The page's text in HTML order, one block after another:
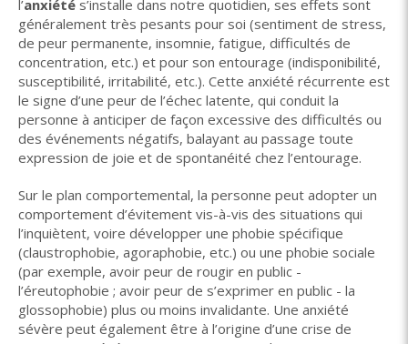
l’anxiété s’installe dans notre quotidien, ses effets sont
généralement très pesants pour soi (sentiment de stress,
de peur permanente, insomnie, fatigue, difficultés de
concentration, etc.) et pour son entourage (indisponibilité,
susceptibilité, irritabilité, etc.). Cette anxiété récurrente est
le signe d’une peur de l’échec latente, qui conduit la
personne à anticiper de façon excessive des difficultés ou
des événements négatifs, balayant au passage toute
expression de joie et de spontanéité chez l’entourage.
Sur le plan comportemental, la personne peut adopter un
comportement d’évitement vis-à-vis des situations qui
l’inquiètent, voire développer une phobie spécifique
(claustrophobie, agoraphobie, etc.) ou une phobie sociale
(par exemple, avoir peur de rougir en public -
l’éreutophobie ; avoir peur de s’exprimer en public - la
glossophobie) plus ou moins invalidante. Une anxiété
sévère peut également être à l’origine d’une crise de